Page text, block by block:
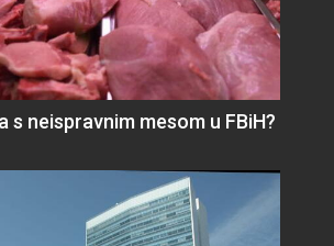
s neispravnim mesom u FBiH?